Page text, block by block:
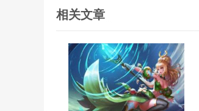
相关文章